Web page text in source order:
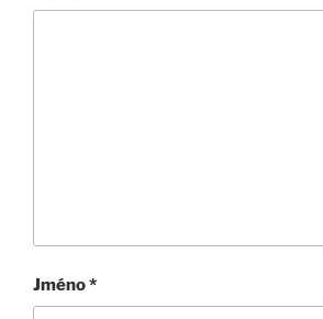
Jméno*